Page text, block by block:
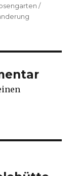
/